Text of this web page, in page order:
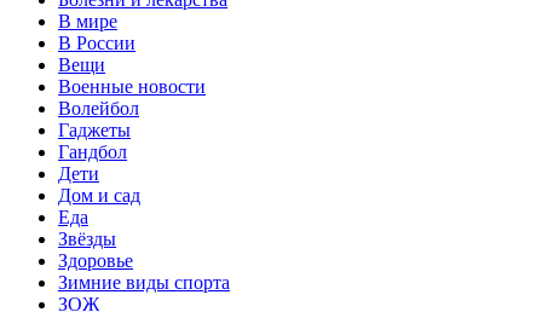
В мире
В России
Вещи
Военные новости
Волейбол
Гаджеты
Гандбол
Дети
Дом и сад
Еда
Звёзды
Здоровье
Зимние виды спорта
ЗОЖ